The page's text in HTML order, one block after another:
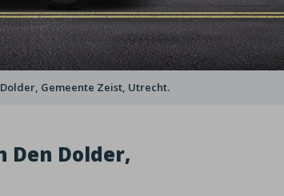
Gemeente Zeist, Utrecht.
Den Dolder,